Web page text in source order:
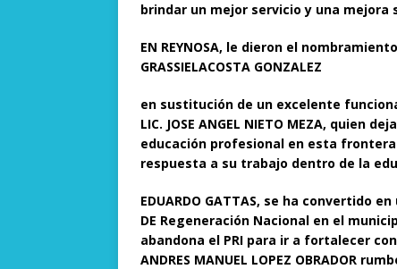
brindar un mejor servicio y una
EN REYNOSA, le dieron el
GRASSIELACOSTA GONZALEZ
en sustitución de un excelente
LIC. JOSE ANGEL NIETO MEZA, quien
educación profesional en esta
respuesta a su trabajo dentro de la
EDUARDO GATTAS, se ha convertido
DE Regeneración Nacional en el
abandona el PRI para ir a fortalecer
ANDRES MANUEL LOPEZ OBRADOR